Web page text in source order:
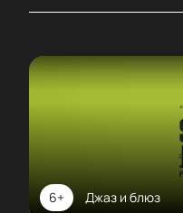
Джаз и блюз
6+